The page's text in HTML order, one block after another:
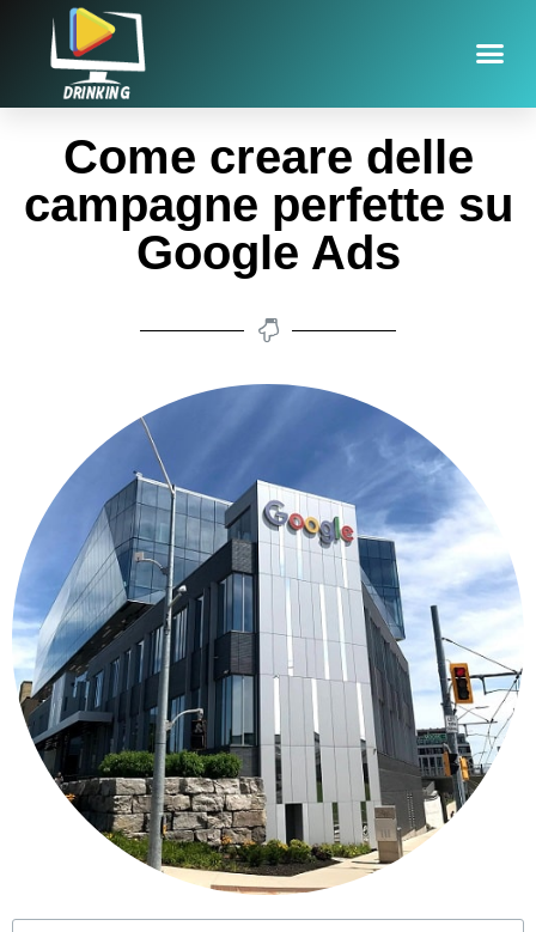
Come creare delle
campagne perfette su
Google Ads